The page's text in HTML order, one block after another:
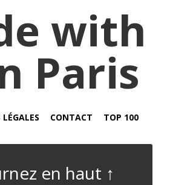
with
Paris
CONTACT TOP 100
en haut ↑